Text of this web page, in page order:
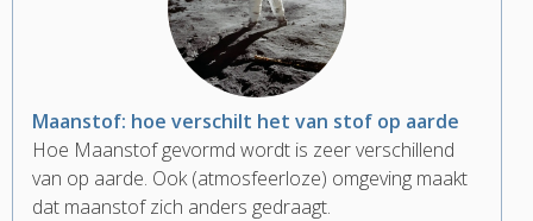
Maanstof: hoe verschilt het van stof op aarde
Hoe Maanstof gevormd wordt is zeer verschillend
van op aarde. Ook (atmosfeerloze) omgeving maakt
dat maanstof zich anders gedraagt.